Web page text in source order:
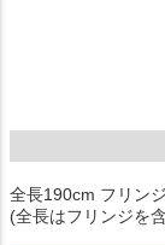
全長190cm フリン
(全長はフリンジを